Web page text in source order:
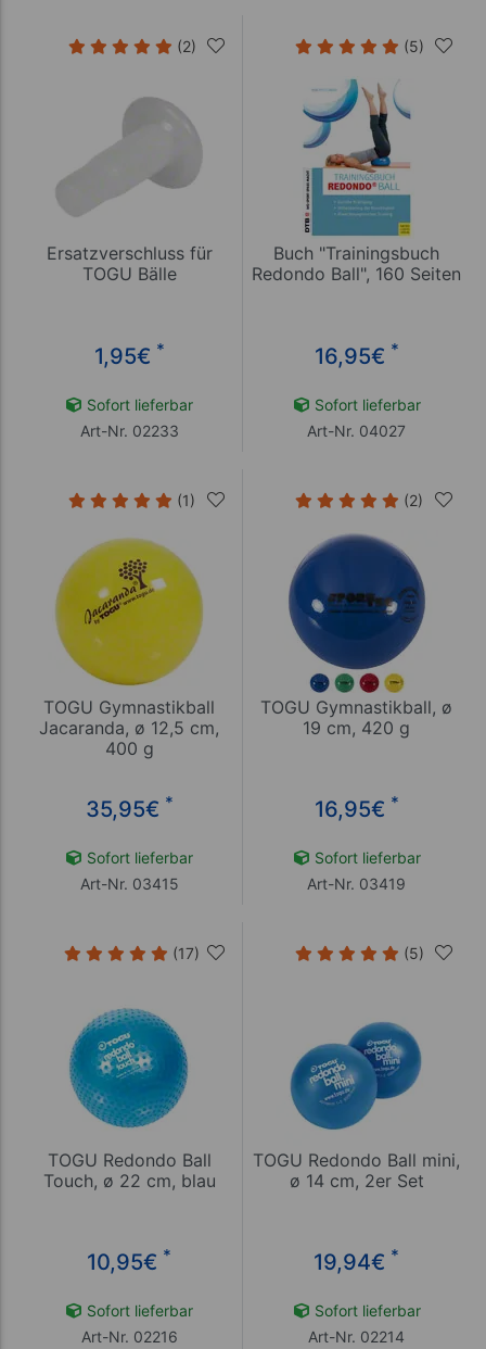
(2)
Ersatzverschluss für
TOGU Bälle
1,95€ *
Sofort lieferbar
Art-Nr. 02233
(5)
Buch "Trainingsbuch
Redondo Ball", 160 Seiten
16,95€ *
Sofort lieferbar
Art-Nr. 04027
(1)
TOGU Gymnastikball
Jacaranda, ø 12,5 cm,
400 g
35,95€ *
Sofort lieferbar
Art-Nr. 03415
(2)
TOGU Gymnastikball, ø
19 cm, 420 g
16,95€ *
Sofort lieferbar
Art-Nr. 03419
(17)
TOGU Redondo Ball
Touch, ø 22 cm, blau
10,95€ *
Sofort lieferbar
Art-Nr. 02216
(5)
TOGU Redondo Ball mini,
ø 14 cm, 2er Set
19,94€ *
Sofort lieferbar
Art-Nr. 02214